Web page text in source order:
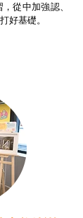
從中加強認、
好基礎。